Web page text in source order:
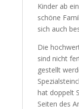
Kinder ab
schöne
sich auch
Die
sind nicht
gestellt
hat doppelt
Seiten des